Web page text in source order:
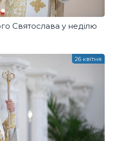
Святослава у неділю
26 квітня